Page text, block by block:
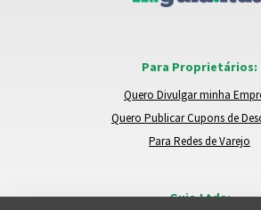
Para Proprietários:
Quero Divulgar minha
Quero Publicar Cupons de
Para Redes de Varejo
Guia.Ltda: